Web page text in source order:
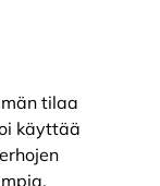
tilaa
käyttää